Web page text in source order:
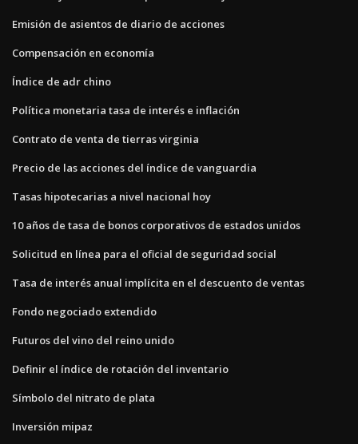
Emisión de asientos de diario de acciones
Compensación en economía
Índice de adr chino
Política monetaria tasa de interés e inflación
Contrato de venta de tierras virginia
Precio de las acciones del índice de vanguardia
Tasas hipotecarias a nivel nacional hoy
10 años de tasa de bonos corporativos de estados unidos
Solicitud en línea para el oficial de seguridad social
Tasa de interés anual implícita en el descuento de ventas
Fondo negociado extendido
Futuros del vino del reino unido
Definir el índice de rotación del inventario
Símbolo del nitrato de plata
Inversión mipaz